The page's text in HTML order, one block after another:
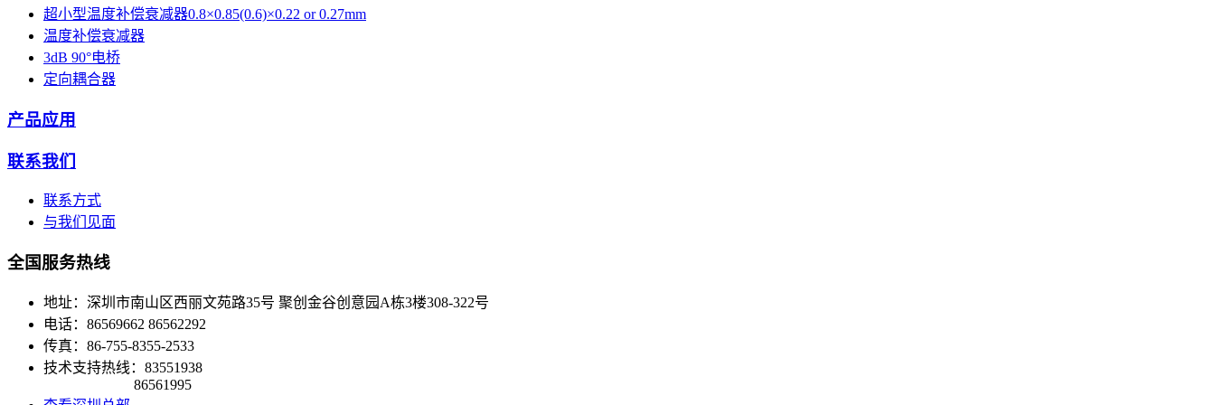
超小型温度补偿衰减器0.8×0.85(0.6)×0.22 or 0.27mm
温度补偿衰减器
3dB 90°电桥
定向耦合器
产品应用
联系我们
联系方式
与我们见面
全国服务热线
地址：深圳市南山区西丽文苑路35号 聚创金谷创意园A栋3楼308-322号
电话：86569662 86562292
传真：86-755-8355-2533
技术支持热线：83551938
86561995